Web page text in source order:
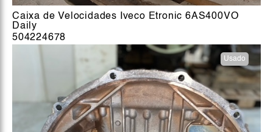
Caixa de Velocidades Iveco Etronic 6AS400VO
Daily
504224678
Usado